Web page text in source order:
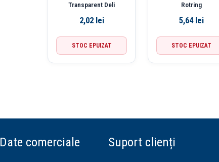
Transparent Deli
2,02 lei
STOC EPUIZAT
Rotring
5,64 lei
STOC EPUIZAT
Date comerciale Suport clienți